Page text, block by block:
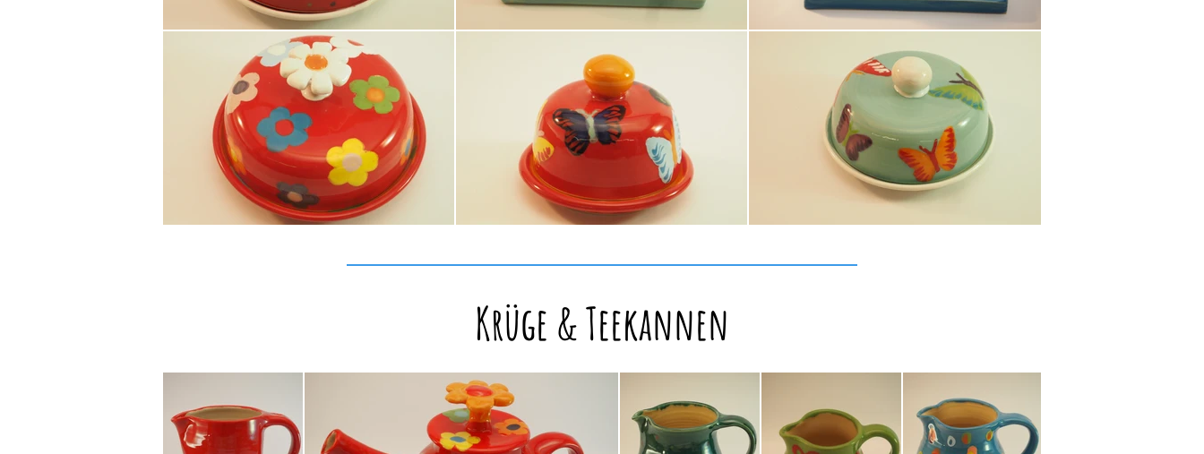
Krüge & Teekannen